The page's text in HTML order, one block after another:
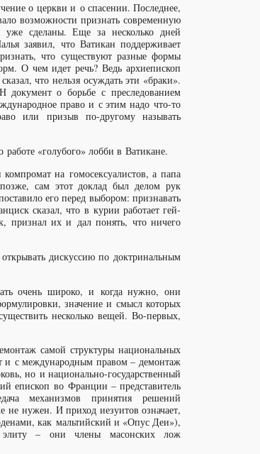
о церкви и о спасении. Последнее,
возможности признать современную
сделаны. Еще за несколько дней
заявил, что Ватикан поддерживает
что существуют разные формы
О чем идет речь? Ведь архиепископ
что нельзя осуждать эти «браки».
о борьбе с преследованием
право и с этим надо что-то
или призыв по-другому называть
«голубого» лобби в Ватикане.
на гомосексуалистов, а папа
сам этот доклад был делом рук
его перед выбором: признавать
сказал, что в курии работает гей-
признал их и дал понять, что ничего
дискуссию по доктринальным
очень широко, и когда нужно, они
значение и смысл которых
несколько вещей. Во-первых,
самой структуры национальных
и с международным правом – демонтаж
но и национально-государственный
епископ во Франции – представитель
механизмов принятия решений
не нужен. И приход иезуитов означает,
как мальтийский и «Опус Деи»),
элиту – они члены масонских лож